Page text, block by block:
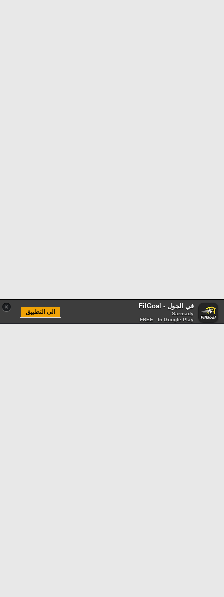
× في الجول - FilGoal
Sarmady
FREE - In Google Play
الى التطبيق